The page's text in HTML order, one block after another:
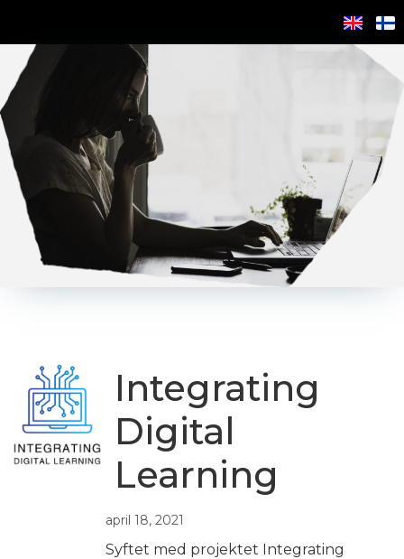
Integrating
Digital
Learning
april 18, 2021
Syftet med projektet Integrating